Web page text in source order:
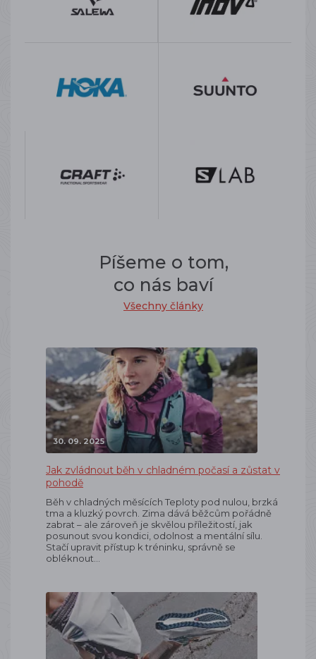
Píšeme o tom,
co nás baví
Všechny články
30. 09. 2025
Jak zvládnout běh v chladném počasí a zůstat v
pohodě
Běh v chladných měsících Teploty pod nulou, brzká
tma a kluzký povrch. Zima dává běžcům pořádně
zabrat – ale zároveň je skvělou příležitostí, jak
posunout svou kondici, odolnost a mentální sílu.
Stačí upravit přístup k tréninku, správně se
obléknout…